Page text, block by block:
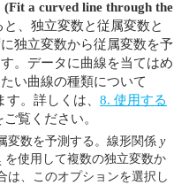
(Fit a curved line through the
、独立変数と従属変数と
独立変数から従属変数を予
。データに曲線を当てはめ
い曲線の種類について
。詳しくは、 8. 使用する
ご覧ください。
変数を予測する。線形関係y
を使用して複数の独立変数か
は、このオプションを選択し